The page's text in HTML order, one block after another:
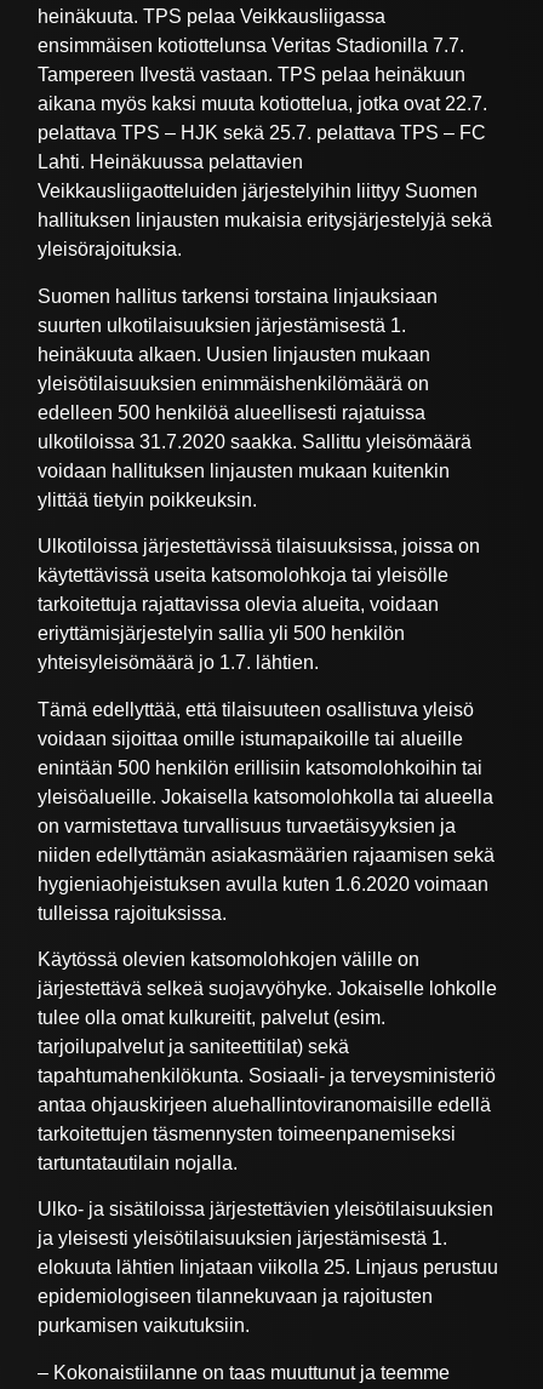
heinäkuuta. TPS pelaa Veikkausliigassa
ensimmäisen kotiottelunsa Veritas Stadionilla 7.7.
Tampereen Ilvestä vastaan. TPS pelaa heinäkuun
aikana myös kaksi muuta kotiottelua, jotka ovat 22.7.
pelattava TPS – HJK sekä 25.7. pelattava TPS – FC
Lahti. Heinäkuussa pelattavien
Veikkausliigaotteluiden järjestelyihin liittyy Suomen
hallituksen linjausten mukaisia eritysjärjestelyjä sekä
yleisörajoituksia.
Suomen hallitus tarkensi torstaina linjauksiaan
suurten ulkotilaisuuksien järjestämisestä 1.
heinäkuuta alkaen. Uusien linjausten mukaan
yleisötilaisuuksien enimmäishenkilömäärä on
edelleen 500 henkilöä alueellisesti rajatuissa
ulkotiloissa 31.7.2020 saakka. Sallittu yleisömäärä
voidaan hallituksen linjausten mukaan kuitenkin
ylittää tietyin poikkeuksin.
Ulkotiloissa järjestettävissä tilaisuuksissa, joissa on
käytettävissä useita katsomolohkoja tai yleisölle
tarkoitettuja rajattavissa olevia alueita, voidaan
eriyttämisjärjestelyin sallia yli 500 henkilön
yhteisyleisömäärä jo 1.7. lähtien.
Tämä edellyttää, että tilaisuuteen osallistuva yleisö
voidaan sijoittaa omille istumapaikoille tai alueille
enintään 500 henkilön erillisiin katsomolohkoihin tai
yleisöalueille. Jokaisella katsomolohkolla tai alueella
on varmistettava turvallisuus turvaetäisyyksien ja
niiden edellyttämän asiakasmäärien rajaamisen sekä
hygieniaohjeistuksen avulla kuten 1.6.2020 voimaan
tulleissa rajoituksissa.
Käytössä olevien katsomolohkojen välille on
järjestettävä selkeä suojavyöhyke. Jokaiselle lohkolle
tulee olla omat kulkureitit, palvelut (esim.
tarjoilupalvelut ja saniteettitilat) sekä
tapahtumahenkilökunta. Sosiaali- ja terveysministeriö
antaa ohjauskirjeen aluehallintoviranomaisille edellä
tarkoitettujen täsmennysten toimeenpanemiseksi
tartuntatautilain nojalla.
Ulko- ja sisätiloissa järjestettävien yleisötilaisuuksien
ja yleisesti yleisötilaisuuksien järjestämisestä 1.
elokuuta lähtien linjataan viikolla 25. Linjaus perustuu
epidemiologiseen tilannekuvaan ja rajoitusten
purkamisen vaikutuksiin.
– Kokonaistiilanne on taas muuttunut ja teemme